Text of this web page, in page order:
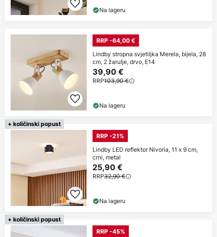
Na lageru
RRP -64,00 €
Lindby stropna svjetiljka Merela, bijela, 28
cm, 2 žarulje, drvo, E14
39,90 €
RRP103,90 €
Na lageru
+ količinski popust
RRP -21%
Lindby LED reflektor Nivoria, 11 x 9 cm,
crni, metal
25,90 €
RRP32,90 €
Na lageru
+ količinski popust
RRP -45%